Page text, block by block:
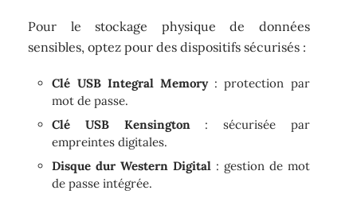
Pour le stockage physique de données
sensibles, optez pour des dispositifs sécurisés :
Clé USB Integral Memory : protection par
mot de passe.
Clé USB Kensington: sécurisée par
empreintes digitales.
Disque dur Western Digital : gestion de mot
de passe intégrée.